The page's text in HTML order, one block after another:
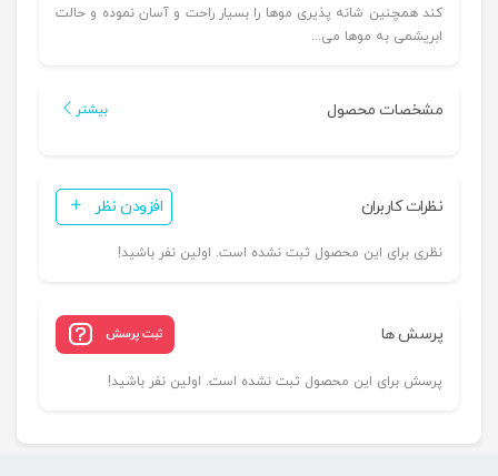
کند همچنین شانه پذیری موها را بسیار راحت و آسان نموده و حالت
ابریشمی به موها می...
مشخصات محصول بیشتر
نظرات کاربران افزودن نظر
نظری برای این محصول ثبت نشده است. اولین نفر باشید!
پرسش ها ثبت پرسش
پرسش برای این محصول ثبت نشده است. اولین نفر باشید!